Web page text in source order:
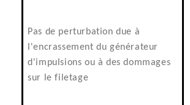
Pas de perturbation due à
l'encrassement du générateur
d'impulsions ou à des dommages
sur le filetage